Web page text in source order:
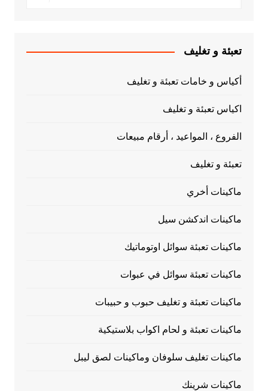
تعبئة و تغليف
أكياس و خامات تعبئة و تغليف
اكياس تعبئة و تغليف
الفروع ، المواعيد ، أرقام مبيعات
تعبئة و تغليف
ماكينات أخري
ماكينات اندكشن سيل
ماكينات تعبئة سوائل اوتوماتيك
ماكينات تعبئة سوائل في عبوات
ماكينات تعبئة و تغليف حبوب و حبيبات
ماكينات تعبئة و لحام اكواب بلاستيكية
ماكينات تغليف سلوفان وماكينات لصق ليبل
ماكينات شرينك